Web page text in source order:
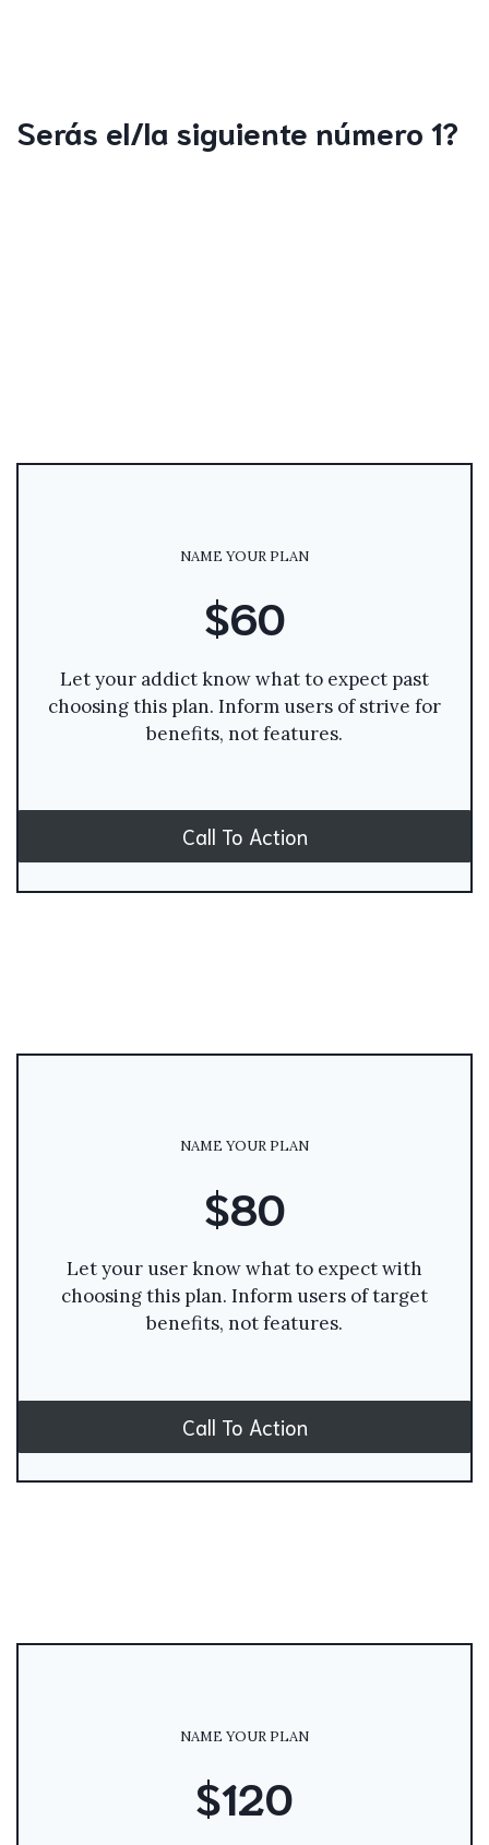
Serás el/la siguiente número 1?
NAME YOUR PLAN
$60
Let your addict know what to expect past
choosing this plan. Inform users of strive for
benefits, not features.
Call To Action
NAME YOUR PLAN
$80
Let your user know what to expect with
choosing this plan. Inform users of target
benefits, not features.
Call To Action
NAME YOUR PLAN
$120